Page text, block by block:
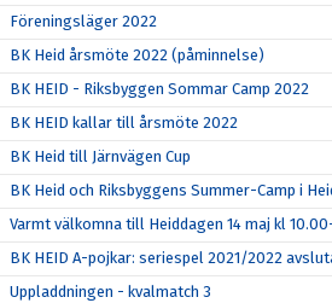
Föreningsläger 2022
BK Heid årsmöte 2022 (påminnelse)
BK HEID - Riksbyggen Sommar Camp 2022
BK HEID kallar till årsmöte 2022
BK Heid till Järnvägen Cup
BK Heid och Riksbyggens Summer-Camp i
Varmt välkomna till Heiddagen 14 maj kl
BK HEID A-pojkar: seriespel 2021/2022
Uppladdningen - kvalmatch 3